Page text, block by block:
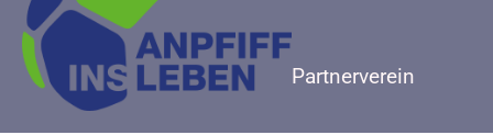
Partnerverein